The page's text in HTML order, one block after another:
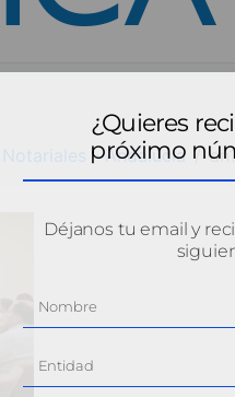
- Andalucía an1
¿Quieres
próximo
Déjanos tu email y